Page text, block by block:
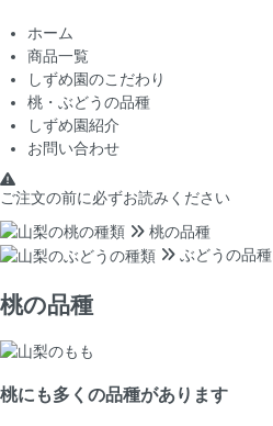
ホーム
商品一覧
しずめ園のこだわり
桃・ぶどうの品種
しずめ園紹介
お問い合わせ
ご注文の前に必ずお読みください
桃の品種
ぶどうの品種
桃の品種
桃にも多くの品種があります